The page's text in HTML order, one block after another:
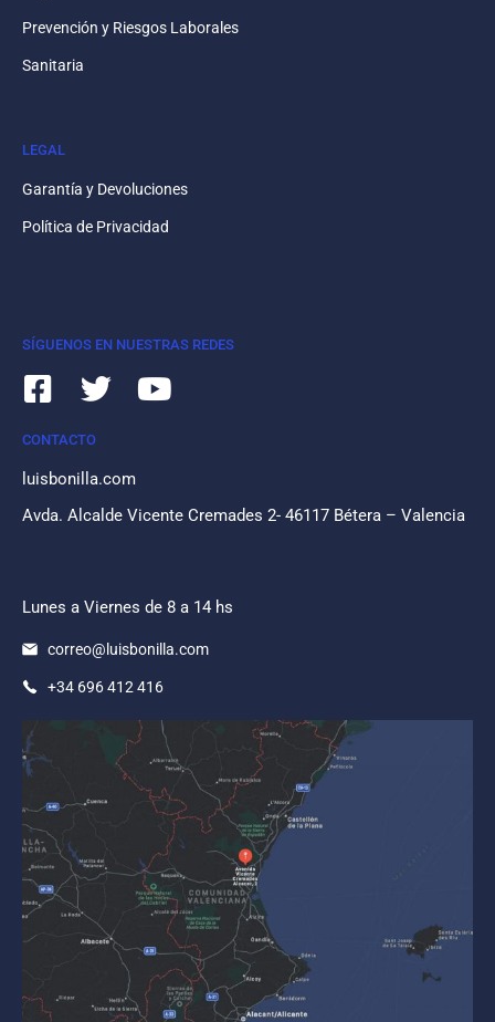
Prevención y Riesgos Laborales
Sanitaria
LEGAL
Garantía y Devoluciones
Política de Privacidad
SÍGUENOS EN NUESTRAS REDES
CONTACTO
luisbonilla.com
Avda. Alcalde Vicente Cremades 2- 46117 Bétera – Valencia
Lunes a Viernes de 8 a 14 hs
correo@luisbonilla.com
+34 696 412 416